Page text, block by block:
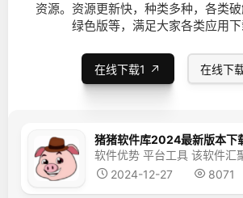
资源。资源更新快，种类多种，各类破
绿色版等，满足大家各类应用下
在线下载1 在线下
2024-12-27
8071